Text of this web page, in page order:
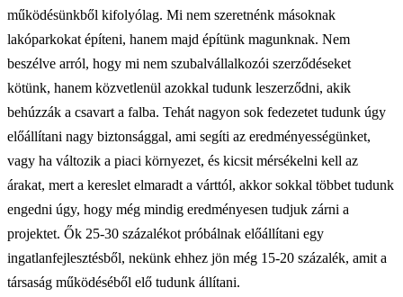
működésünkből kifolyólag. Mi nem szeretnénk másoknak
lakóparkokat építeni, hanem majd építünk magunknak. Nem
beszélve arról, hogy mi nem szubalvállalkozói szerződéseket
kötünk, hanem közvetlenül azokkal tudunk leszerződni, akik
behúzzák a csavart a falba. Tehát nagyon sok fedezetet tudunk úgy
előállítani nagy biztonsággal, ami segíti az eredményességünket,
vagy ha változik a piaci környezet, és kicsit mérsékelni kell az
árakat, mert a kereslet elmaradt a várttól, akkor sokkal többet tudunk
engedni úgy, hogy még mindig eredményesen tudjuk zárni a
projektet. Ők 25-30 százalékot próbálnak előállítani egy
ingatlanfejlesztésből, nekünk ehhez jön még 15-20 százalék, amit a
társaság működéséből elő tudunk állítani.